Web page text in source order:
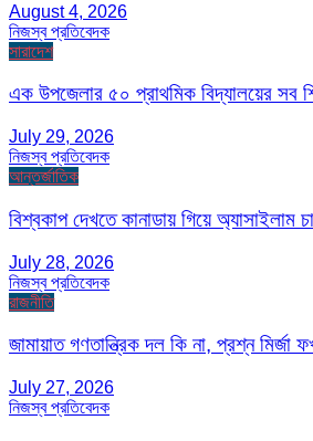
August 4, 2026
নিজস্ব প্রতিবেদক
সারাদেশ
এক উপজেলার ৫০ প্রাথমিক বিদ্যালয়ের সব
July 29, 2026
নিজস্ব প্রতিবেদক
আন্তর্জাতিক
বিশ্বকাপ দেখতে কানাডায় গিয়ে অ্যাসাইলাম
July 28, 2026
নিজস্ব প্রতিবেদক
রাজনীতি
জামায়াত গণতান্ত্রিক দল কি না, প্রশ্ন মির্জা
July 27, 2026
নিজস্ব প্রতিবেদক